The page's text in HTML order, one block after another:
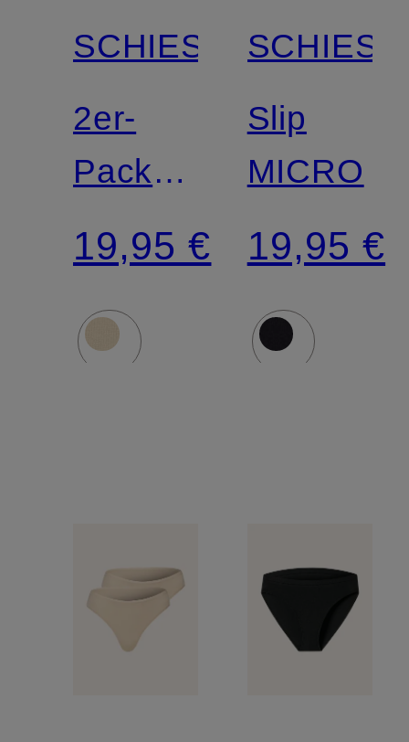
SCHIESSER
2er-
Pack
Taillenslips
95/5
19,95 €
Slip
MICRO
19,95 €